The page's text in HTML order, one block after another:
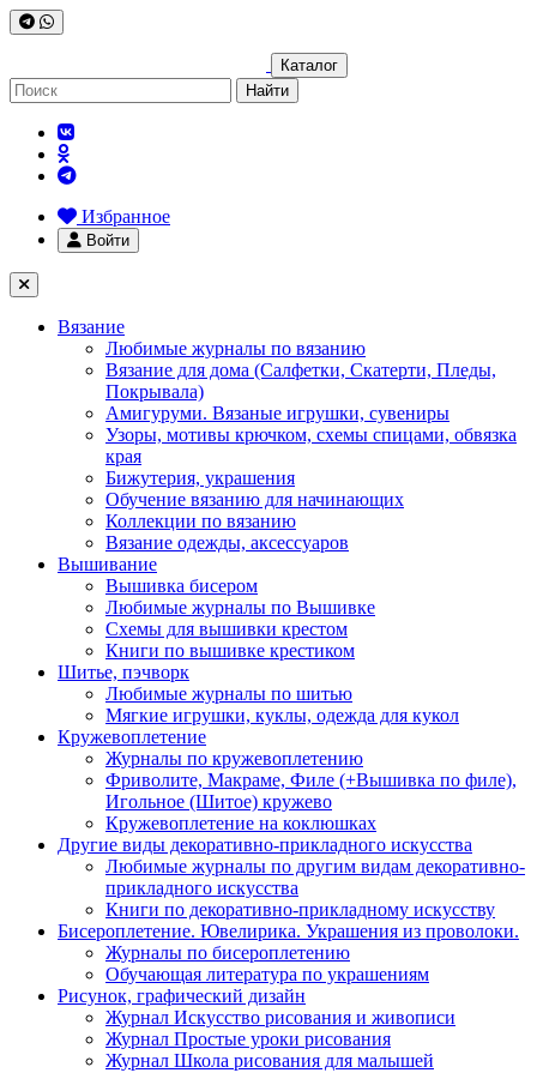
Каталог
Найти
Избранное
Войти
Вязание
Любимые журналы по вязанию
Вязание для дома (Салфетки, Скатерти, Пледы,
Покрывала)
Амигуруми. Вязаные игрушки, сувениры
Узоры, мотивы крючком, схемы спицами, обвязка
края
Бижутерия, украшения
Обучение вязанию для начинающих
Коллекции по вязанию
Вязание одежды, аксессуаров
Вышивание
Вышивка бисером
Любимые журналы по Вышивке
Схемы для вышивки крестом
Книги по вышивке крестиком
Шитье, пэчворк
Любимые журналы по шитью
Мягкие игрушки, куклы, одежда для кукол
Кружевоплетение
Журналы по кружевоплетению
Фриволите, Макраме, Филе (+Вышивка по филе),
Игольное (Шитое) кружево
Кружевоплетение на коклюшках
Другие виды декоративно-прикладного искусства
Любимые журналы по другим видам декоративно-
прикладного искусства
Книги по декоративно-прикладному искусству
Бисероплетение. Ювелирика. Украшения из проволоки.
Журналы по бисероплетению
Обучающая литература по украшениям
Рисунок, графический дизайн
Журнал Искусство рисования и живописи
Журнал Простые уроки рисования
Журнал Школа рисования для малышей